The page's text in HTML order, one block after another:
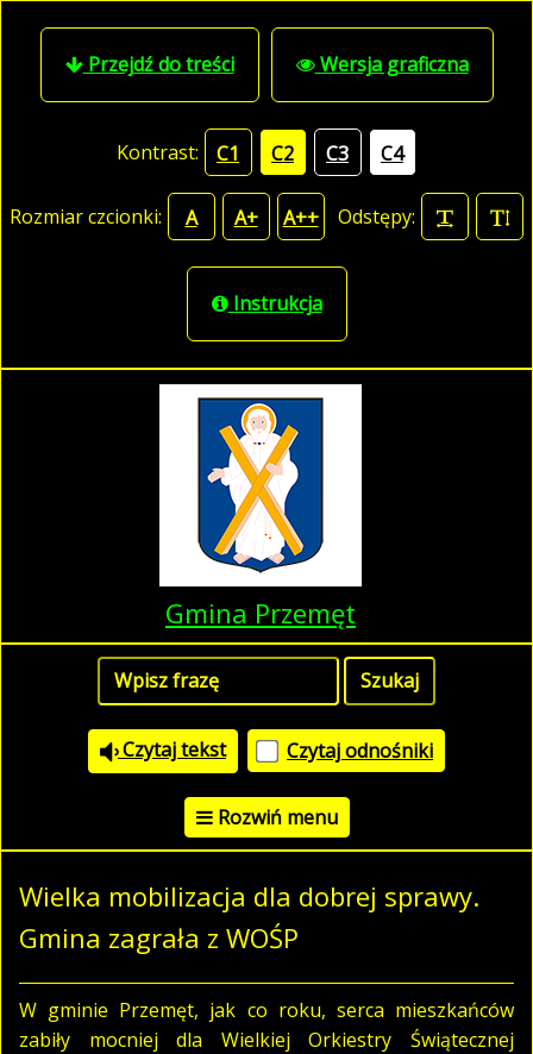
Przejdź do treści Wersja graficzna
Kontrast: C1 C2 C3 C4
Rozmiar czcionki: A A+ A++ Odstępy:
Instrukcja
Gmina Przemęt
Czytaj tekst Czytaj odnośniki
Rozwiń menu
Wielka mobilizacja dla dobrej sprawy.
Gmina zagrała z WOŚP
W gminie Przemęt, jak co roku, serca mieszkańców
zabiły mocniej dla Wielkiej Orkiestry Świątecznej